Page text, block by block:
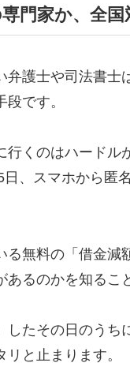
門家か、全
弁護士や司法書
です。
行くのはハード
、スマホから匿
る無料の「借金
るのかを知るこ
したその日のう
と止まります。